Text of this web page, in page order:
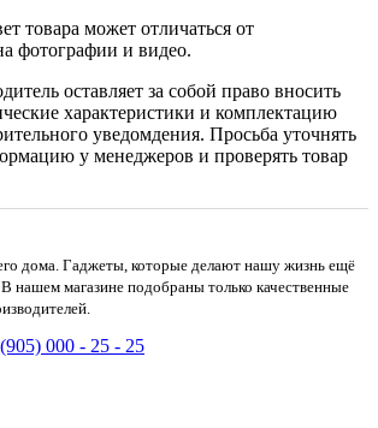
товара может отличаться от
фотографии и видео.
оставляет за собой право вносить
характеристики и комплектацию
уведомдения. Просьба уточнять
у менеджеров и проверять товар
дома. Гаджеты, которые делают нашу жизнь ещё
нашем магазине подобраны только качественные
000 - 25 - 25